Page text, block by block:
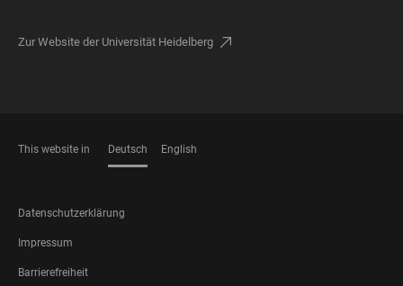
Zur Website der Universität Heidelberg
This website in Deutsch English
FOOTER
LEGAL
Datenschutzerklärung
Impressum
Barrierefreiheit